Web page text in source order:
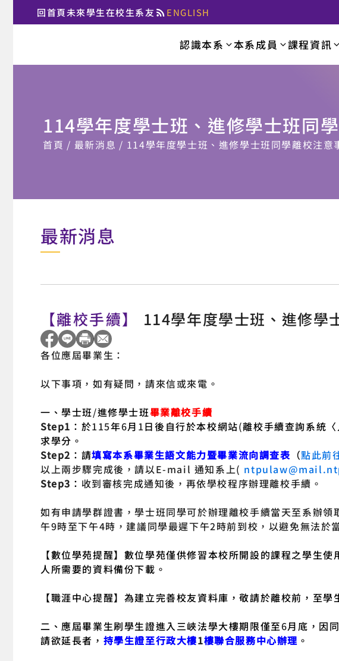
:::
回首頁未來學生在校生系友 ENGLISH
國立臺北大學法律學系
認識本系 本系成員 課程資訊
114學年度學士班、進修學士班同
:::
首頁 最新消息 114學年度學士班、進修學士班同學離校注意
最新消息
【離校手續】 114學年度學士班、進修學
各位應屆畢業生：
以下事項，如有疑問，請來信或來電。
一、學士班/進修學士班畢業離校手續
Step1 ：於115年6月 1日後自行於本校網站(離校手續查詢系統
求學分。
Step2 ：請填寫本系畢業生語文能力暨畢業流向調查表 （點此前
以上兩步驟完成後，請以E-mail 通知系上(
Step3 ： 收到審核完成通知後，再依學校程序辦理離校手續。
如有申請學群證書，學士班同學可於辦理離校手續當天至系辦
午9時至下午4時，建議同學最遲下午2時前到校，以避免無法於
【數位學苑提醒】數位學苑僅供修習本校所開設的課程之學生
人所需要的資料備份下載。
【職涯中心提醒】為建立完善校友資料庫，敬請於離校前，至
二、應屆畢業生刷學生證進入三峽法學大樓期限僅至6月底，因
請欲延長者， 持學生證至行政大樓1樓聯合服務中心辦理 。